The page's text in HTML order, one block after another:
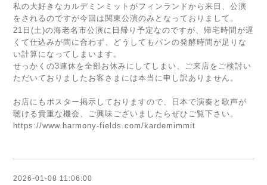
私の大好きなカルデミンミットがフィンランドから来日、公演
をされるのですが今回は関東公演のみとなっておりまして。
21日(土)の海老名市公演に日帰り予定なのですが、帰宅時間が遅
くて仕込みが間に合わず、どうしてもパンの発酵時間が足りな
い計算になってしまいます。
せっかくの3連休を全部お休みにしてしまい、ご来店をご検討い
ただいておりましたお客さまには本当に申し訳ありません。
お店にもポスター掲示しておりますので、日本で演奏と歌声が
聴ける貴重な機会、ご興味ございましたらぜひご覧下さい。
https://www.harmony-fields.com/kardemimmit
2026-01-08 11:06:00